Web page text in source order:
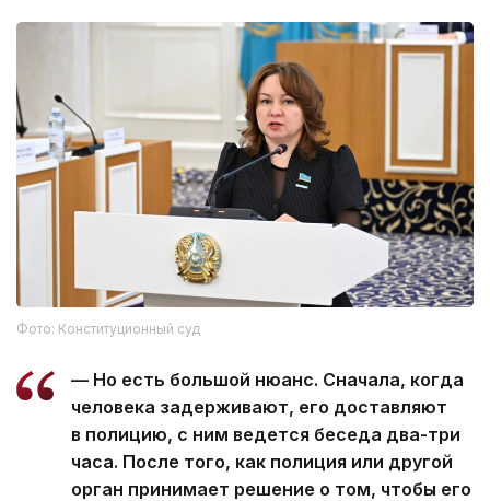
Фото: Конституционный суд
— Но есть большой нюанс. Сначала, когда
человека задерживают, его доставляют
в полицию, с ним ведется беседа два-три
часа. После того, как полиция или другой
орган принимает решение о том, чтобы его